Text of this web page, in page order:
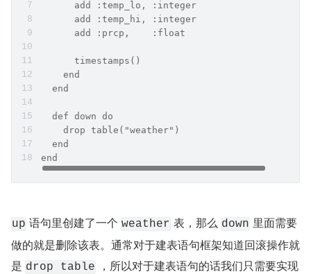
      add :temp_lo, :integer
      add :temp_hi, :integer
      add :prcp,    :float
      timestamps()
    end
  end
  def down do
    drop table("weather")
  end
end
up 语句里创建了一个 weather 表，那么 down 里面需要
做的就是删除该表。通常对于建表语句框架知道回滚操作就
是 drop table
，所以对于建表语句的话我们只需要实现